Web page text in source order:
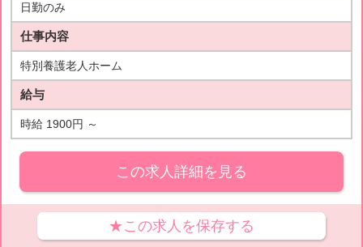
日勤のみ
仕事内容
特別養護老人ホーム
給与
時給 1900円 ～
この求人詳細を見る
★この求人を保存する